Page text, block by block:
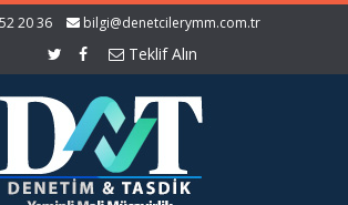
20 36 bilgi@denetcilerymm.com.tr
Teklif Alın